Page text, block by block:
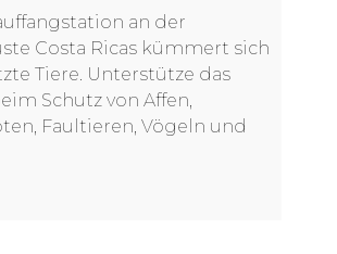
an der
Costa Ricas kümmert sich
Tiere. Unterstütze das
Schutz von Affen,
Faultieren, Vögeln und